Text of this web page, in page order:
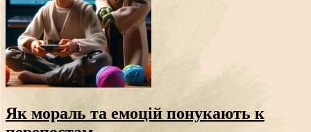
Як мораль та емоцій понукають к